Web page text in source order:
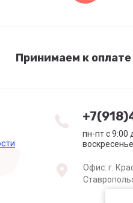
Принимаем к оплате
пн-пт с 9:00
Офис: г.